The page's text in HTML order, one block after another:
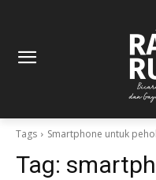
Tags Smartphone untuk
Tag: